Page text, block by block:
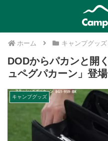
ホーム キャンプグッズ
DODからパカンと開
ュペグパカーン」登場
キャンプグッズ